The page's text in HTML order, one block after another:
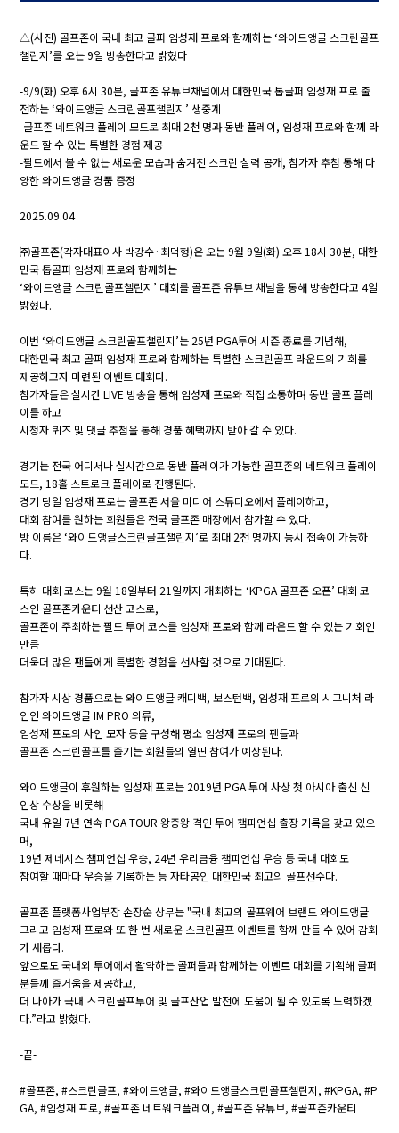
△(사진) 골프존이 국내 최고 골퍼 임성재 프로와 함께하는 ‘와이드앵글 스크린골프
챌린지’를 오는 9일 방송한다고 밝혔다
-9/9(화) 오후 6시 30분, 골프존 유튜브채널에서 대한민국 톱골퍼 임성재 프로 출
전하는 ‘와이드앵글 스크린골프챌린지’ 생중계
-골프존 네트워크 플레이 모드로 최대 2천 명과 동반 플레이, 임성재 프로와 함께 라
운드 할 수 있는 특별한 경험 제공
-필드에서 볼 수 없는 새로운 모습과 숨겨진 스크린 실력 공개, 참가자 추첨 통해 다
양한 와이드앵글 경품 증정
2025.09.04
㈜골프존(각자대표이사 박강수·최덕형)은 오는 9월 9일(화) 오후 18시 30분, 대한
민국 톱골퍼 임성재 프로와 함께하는
‘와이드앵글 스크린골프챌린지’ 대회를 골프존 유튜브 채널을 통해 방송한다고 4일
밝혔다.
이번 ‘와이드앵글 스크린골프챌린지’는 25년 PGA투어 시즌 종료를 기념해,
대한민국 최고 골퍼 임성재 프로와 함께하는 특별한 스크린골프 라운드의 기회를
제공하고자 마련된 이벤트 대회다.
참가자들은 실시간 LIVE 방송을 통해 임성재 프로와 직접 소통하며 동반 골프 플레
이를 하고
시청자 퀴즈 및 댓글 추첨을 통해 경품 혜택까지 받아 갈 수 있다.
경기는 전국 어디서나 실시간으로 동반 플레이가 가능한 골프존의 네트워크 플레이
모드, 18홀 스트로크 플레이로 진행된다.
경기 당일 임성재 프로는 골프존 서울 미디어 스튜디오에서 플레이하고,
대회 참여를 원하는 회원들은 전국 골프존 매장에서 참가할 수 있다.
방 이름은 ‘와이드앵글스크린골프챌린지’로 최대 2천 명까지 동시 접속이 가능하
다.
특히 대회 코스는 9월 18일부터 21일까지 개최하는 ‘KPGA 골프존 오픈’ 대회 코
스인 골프존카운티 선산 코스로,
골프존이 주최하는 필드 투어 코스를 임성재 프로와 함께 라운드 할 수 있는 기회인
만큼
더욱더 많은 팬들에게 특별한 경험을 선사할 것으로 기대된다.
참가자 시상 경품으로는 와이드앵글 캐디백, 보스턴백, 임성재 프로의 시그니처 라
인인 와이드앵글 IM PRO 의류,
임성재 프로의 사인 모자 등을 구성해 평소 임성재 프로의 팬들과
골프존 스크린골프를 즐기는 회원들의 열띤 참여가 예상된다.
와이드앵글이 후원하는 임성재 프로는 2019년 PGA 투어 사상 첫 아시아 출신 신
인상 수상을 비롯해
국내 유일 7년 연속 PGA TOUR 왕중왕 격인 투어 챔피언십 출장 기록을 갖고 있으
며,
19년 제네시스 챔피언십 우승, 24년 우리금융 챔피언십 우승 등 국내 대회도
참여할 때마다 우승을 기록하는 등 자타공인 대한민국 최고의 골프선수다.
골프존 플랫폼사업부장 손장순 상무는 "국내 최고의 골프웨어 브랜드 와이드앵글
그리고 임성재 프로와 또 한 번 새로운 스크린골프 이벤트를 함께 만들 수 있어 감회
가 새롭다.
앞으로도 국내외 투어에서 활약하는 골퍼들과 함께하는 이벤트 대회를 기획해 골퍼
분들께 즐거움을 제공하고,
더 나아가 국내 스크린골프투어 및 골프산업 발전에 도움이 될 수 있도록 노력하겠
다.”라고 밝혔다.
-끝-
#골프존, #스크린골프, #와이드앵글, #와이드앵글스크린골프챌린지, #KPGA, #P
GA, #임성재 프로, #골프존 네트워크플레이, #골프존 유튜브, #골프존카운티